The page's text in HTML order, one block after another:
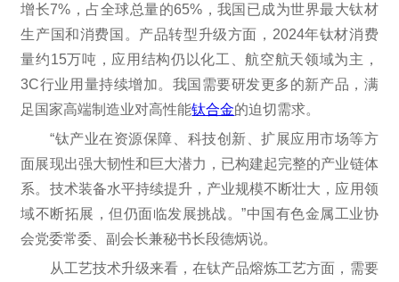
增长7%，占全球总量的65%，我国已成为世界最大钛材
生产国和消费国。产品转型升级方面，2024年钛材消费
量约15万吨，应用结构仍以化工、航空航天领域为主，
3C行业用量持续增加。我国需要研发更多的新产品，满
足国家高端制造业对高性能钛合金的迫切需求。
“钛产业在资源保障、科技创新、扩展应用市场等方
面展现出强大韧性和巨大潜力，已构建起完整的产业链体
系。技术装备水平持续提升，产业规模不断壮大，应用领
域不断拓展，但仍面临发展挑战。”中国有色金属工业协
会党委常委、副会长兼秘书长段德炳说。
从工艺技术升级来看，在钛产品熔炼工艺方面，需要